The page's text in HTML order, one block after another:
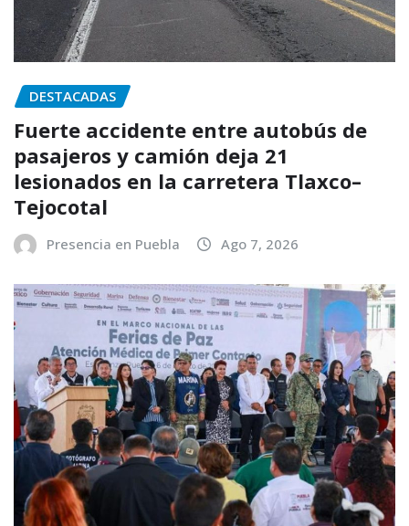
DESTACADAS
Fuerte accidente entre autobús de
pasajeros y camión deja 21
lesionados en la carretera Tlaxco–
Tejocotal
Presencia en Puebla Ago 7, 2026